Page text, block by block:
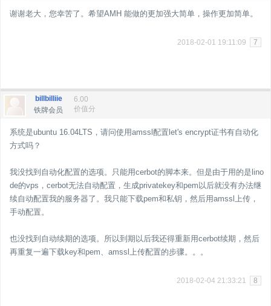
谢谢老大，您幸苦了。希望AMH 能做的更加强大简单，操作更加简单。
2018-02-01 19:11:09 7
billbilliie
铁牌会员
6.00
价值分
系统是ubuntu 16.04LTS，请问使用amssl配置let's encrypt证书有自动化
方式吗？
我没找到自动化配置的选项。只能用cerbot的脚本来。但是由于用的是lino
de的vps，cerbot无法自动配置，生成privatekey和pem以后就没有办法继
续自动配置我的服务器了。我只能下载pem和私钥，然后用amssl上传，
手动配置。
也没找到自动续期的选项。所以到期以后我还得重新用cerbot续期，然后
再重复一遍下载key和pem、amssl上传配置的步骤。。。
2018-02-04 21:33:21 8